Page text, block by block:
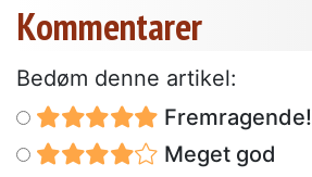
Kommentarer
Bedøm denne artikel:
Fremragende!
Meget god